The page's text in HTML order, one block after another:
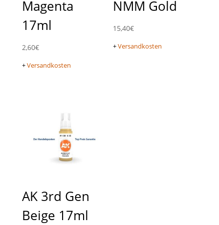
Magenta
17ml
2,60€
+Versandkosten
NMM Gold
15,40€
+Versandkosten
AK 3rd Gen
Beige 17ml